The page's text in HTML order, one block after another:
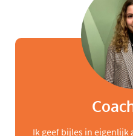
Ik geef bijles in eigenlijk